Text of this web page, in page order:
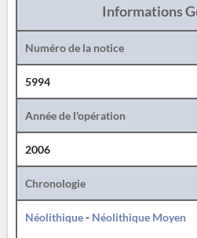
Informations
Numéro de la notice
5994
Année de l'opération
2006
Chronologie
Néolithique- Néolithique Moyen